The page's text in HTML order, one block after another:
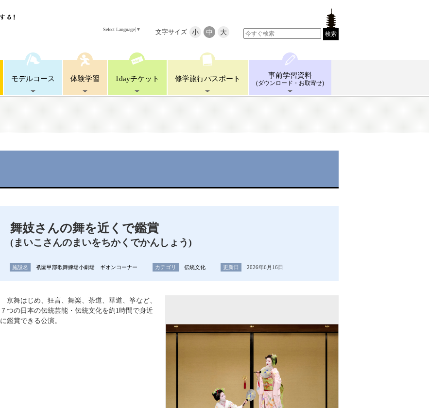
検索
文字サイズ 小 中 大
Select Language ▼
モデルコース 体験学習 1dayチケット 修学旅行パスポート 事前学習資料
(ダウンロード ・お取寄せ)
舞妓さんの舞を近くで鑑賞
(まいこさんのまいをちかくでかんしょう)
施設名 祇󠄀園甲部歌舞練場小劇場 ギオンコーナー カテゴリ 伝統文化 更新日 2026年6月16日
京舞はじめ、狂言、舞楽、茶道、華道、筝など、
７つの日本の伝統芸能・伝統文化を約1時間で身近
に鑑賞できる公演。